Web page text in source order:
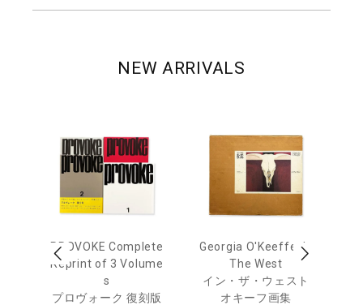
NEW ARRIVALS
PROVOKE Complete
Reprint of 3 Volume
s
プロヴォーク 復刻版
Georgia O'Keeffe: In
The West
イン・ザ・ウェスト
オキーフ画集